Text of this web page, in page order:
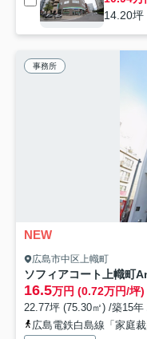
14.20坪
事務所
NEW
広島市中区上幟町
ソフィアコート上幟町
16.5万円 (0.72万円/坪)
22.77坪 (75.30㎡) /築15年
広島電鉄白島線「家庭